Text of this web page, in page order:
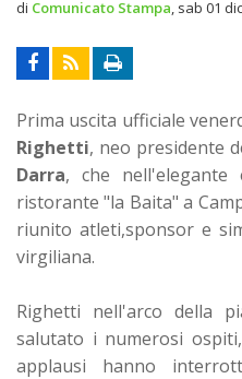
di Comunicato Stampa sab 01
Prima uscita ufficiale
Righetti, neo presidente
Darra, che nell'elegante
ristorante "la Baita" a
riunito atleti,sponsor e
virgiliana.
Righetti nell'arco della
salutato i numerosi
applausi hanno